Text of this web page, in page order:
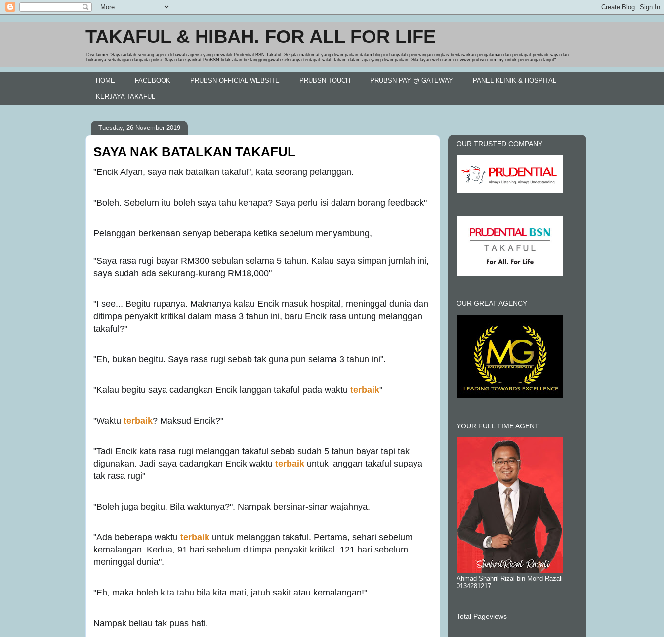
TAKAFUL & HIBAH. FOR ALL FOR LIFE
Disclaimer:"Saya adalah seorang agent di bawah agensi yang mewakili Prudential BSN Takaful. Segala maklumat yang disampaikan dalam blog ini hanyalah penerangan ringkas berdasarkan pengalaman dan pendapat peribadi saya dan
bukannya sebahagian daripada polisi. Saya dan syarikat PruBSN tidak akan bertanggungjawab sekiranya terdapat salah faham dalam apa yang disampaikan. Sila layari web rasmi di www.prubsn.com.my untuk penerangan lanjut"
HOME FACEBOOK PRUBSN OFFICIAL WEBSITE PRUBSN TOUCH PRUBSN PAY @ GATEWAY PANEL KLINIK & HOSPITAL
KERJAYA TAKAFUL
Tuesday, 26 November 2019
SAYA NAK BATALKAN TAKAFUL
"Encik Afyan, saya nak batalkan takaful", kata seorang pelanggan.
"Boleh. Sebelum itu boleh saya tahu kenapa? Saya perlu isi dalam borang feedback"
Pelanggan berkenaan senyap beberapa ketika sebelum menyambung,
"Saya rasa rugi bayar RM300 sebulan selama 5 tahun. Kalau saya simpan jumlah ini,
saya sudah ada sekurang-kurang RM18,000"
"I see... Begitu rupanya. Maknanya kalau Encik masuk hospital, meninggal dunia dan
ditimpa penyakit kritikal dalam masa 3 tahun ini, baru Encik rasa untung melanggan
takaful?"
"Eh, bukan begitu. Saya rasa rugi sebab tak guna pun selama 3 tahun ini".
"Kalau begitu saya cadangkan Encik langgan takaful pada waktu terbaik"
"Waktu terbaik? Maksud Encik?"
"Tadi Encik kata rasa rugi melanggan takaful sebab sudah 5 tahun bayar tapi tak
digunakan. Jadi saya cadangkan Encik waktu terbaik untuk langgan takaful supaya
tak rasa rugi"
"Boleh juga begitu. Bila waktunya?". Nampak bersinar-sinar wajahnya.
"Ada beberapa waktu terbaik untuk melanggan takaful. Pertama, sehari sebelum
kemalangan. Kedua, 91 hari sebelum ditimpa penyakit kritikal. 121 hari sebelum
meninggal dunia".
"Eh, maka boleh kita tahu bila kita mati, jatuh sakit atau kemalangan!".
Nampak beliau tak puas hati.
OUR TRUSTED COMPANY
OUR GREAT AGENCY
YOUR FULL TIME AGENT
Ahmad Shahril Rizal bin Mohd Razali
0134281217
Total Pageviews